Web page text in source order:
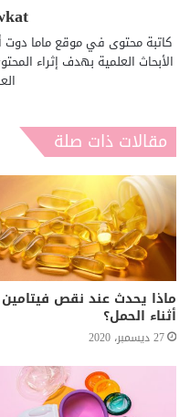
كاتبة محتوى في موقع ماما دوت
الأبحاث العلمية بهدف إثراء
مقالات ذات صلة
ماذا يحدث عند نقص
أثناء الحمل؟
27 ديسمبر، 2020